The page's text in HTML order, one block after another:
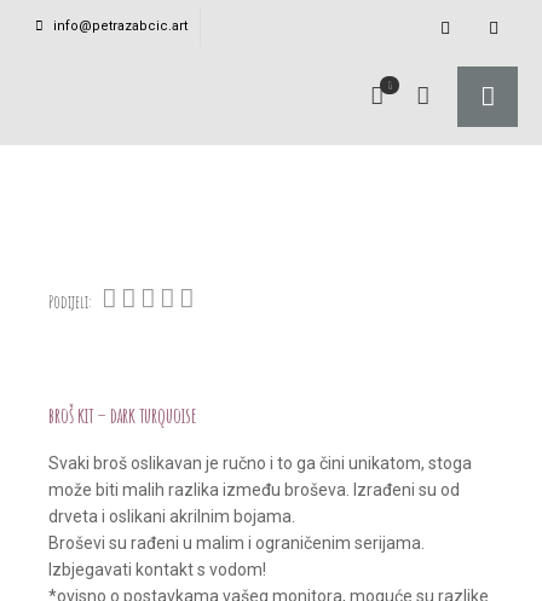
info@petrazabcic.art
0
Podijeli:
broš kit – dark turquoise
Svaki broš oslikavan je ručno i to ga čini unikatom, stoga
može biti malih razlika između broševa. Izrađeni su od
drveta i oslikani akrilnim bojama.
Broševi su rađeni u malim i ograničenim serijama.
Izbjegavati kontakt s vodom!
*ovisno o postavkama vašeg monitora, moguće su razlike